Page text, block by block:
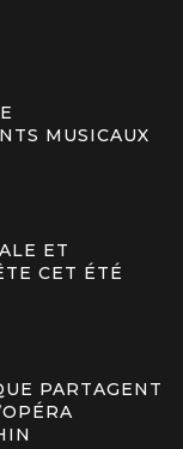
MUSICAUX
ET
CET ÉTÉ
PARTAGENT